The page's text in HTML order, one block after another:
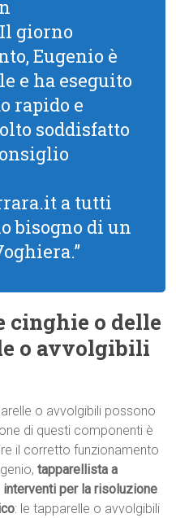
giorno
Eugenio è
e ha eseguito
rapido e
soddisfatto
a tutti
bisogno di un
cinghie o delle
o avvolgibili
o avvolgibili possono
di questi componenti è
il corretto funzionamento
tapparellista a
per la risoluzione
: le tapparelle o avvolgibili